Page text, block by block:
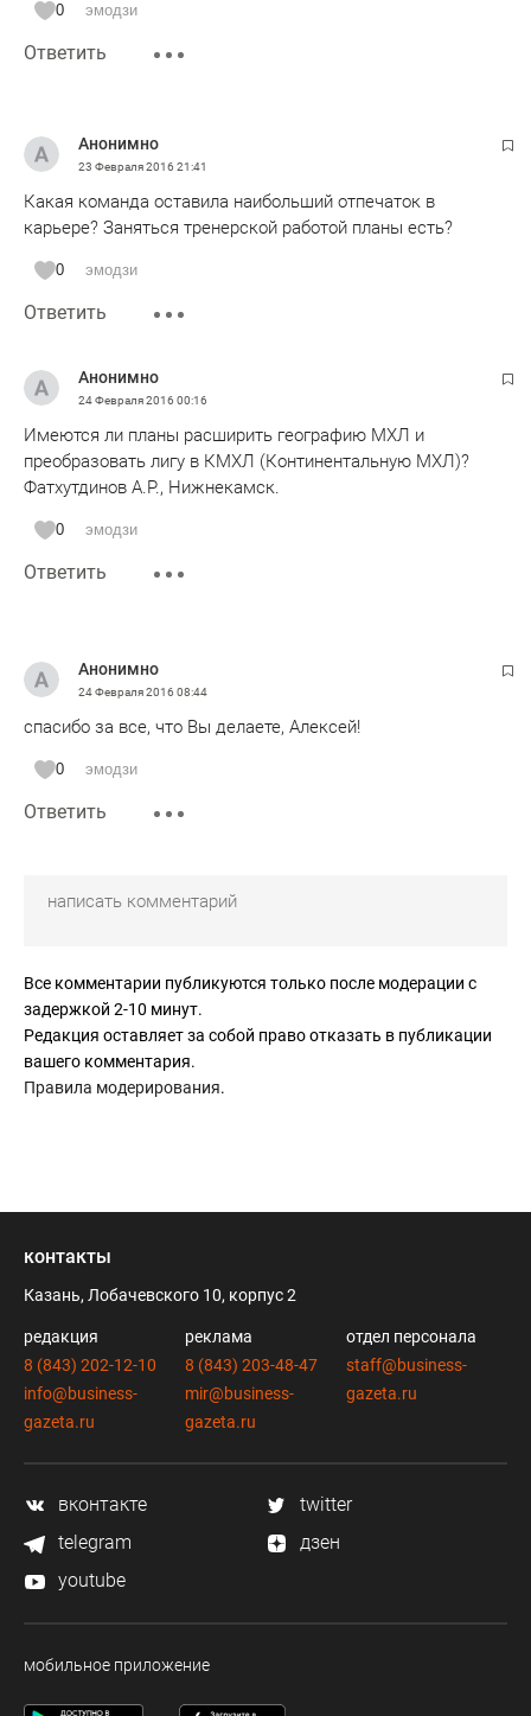
0 эмодзи
Ответить
Анонимно
23 Февраля 2016 21:41
Какая команда оставила наибольший отпечаток в
карьере? Заняться тренерской работой планы есть?
0 эмодзи
Ответить
Анонимно
24 Февраля 2016 00:16
Имеются ли планы расширить географию МХЛ и
преобразовать лигу в КМХЛ (Континентальную МХЛ)?
Фатхутдинов А.Р., Нижнекамск.
0 эмодзи
Ответить
Анонимно
24 Февраля 2016 08:44
спасибо за все, что Вы делаете, Алексей!
0 эмодзи
Ответить
Все комментарии публикуются только после модерации с
задержкой 2-10 минут.
Редакция оставляет за собой право отказать в публикации
вашего комментария.
Правила модерирования.
контакты
Казань, Лобачевского 10, корпус 2
редакция
8 (843) 202-12-10
info@business-
gazeta.ru
реклама
8 (843) 203-48-47
mir@business-
gazeta.ru
отдел персонала
staff@business-
gazeta.ru
вконтакте
twitter
telegram
дзен
youtube
мобильное приложение